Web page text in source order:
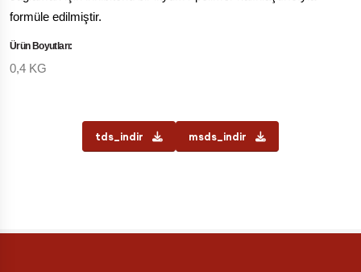
formüle edilmiştir.
Ürün Boyutları:
0,4 KG
tds_indir msds_indir